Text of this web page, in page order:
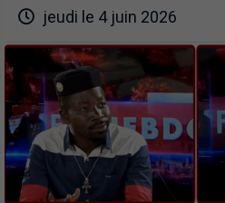
jeudi le 4 juin 2026